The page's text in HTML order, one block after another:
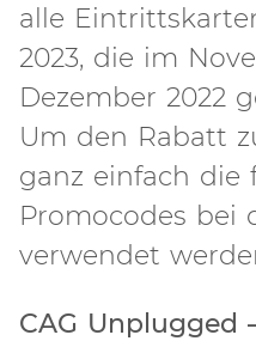
alle
2023, die im
Dezember 2022
Um den Rabatt
ganz einfach die
Promocodes bei
verwendet
CAG Unplugged